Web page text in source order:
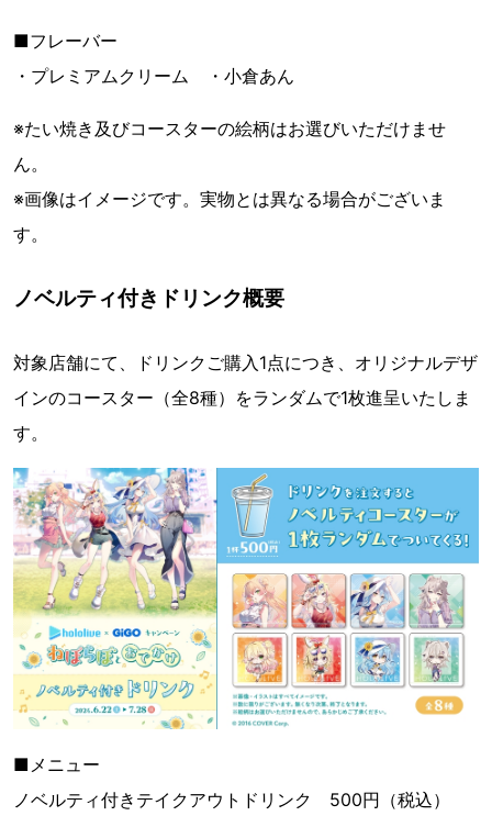
■フレーバー
・プレミアムクリーム ・小倉あん
※たい焼き及びコースターの絵柄はお選びいただけませ
ん。
※画像はイメージです。実物とは異なる場合がございま
す。
ノベルティ付きドリンク概要
対象店舗にて、ドリンクご購入1点につき、オリジナルデザ
インのコースター（全8種）をランダムで1枚進呈いたしま
す。
■メニュー
ノベルティ付きテイクアウトドリンク 500円（税込）